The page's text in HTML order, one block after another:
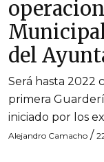
del
Será hasta 2022
primera
iniciado por los
Alejandro Camacho /